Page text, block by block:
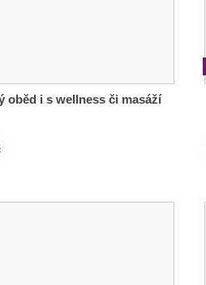
oběd i s wellness či masáží